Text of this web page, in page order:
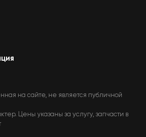
на сайте, не является публичной
Цены указаны за услугу, запчасти в